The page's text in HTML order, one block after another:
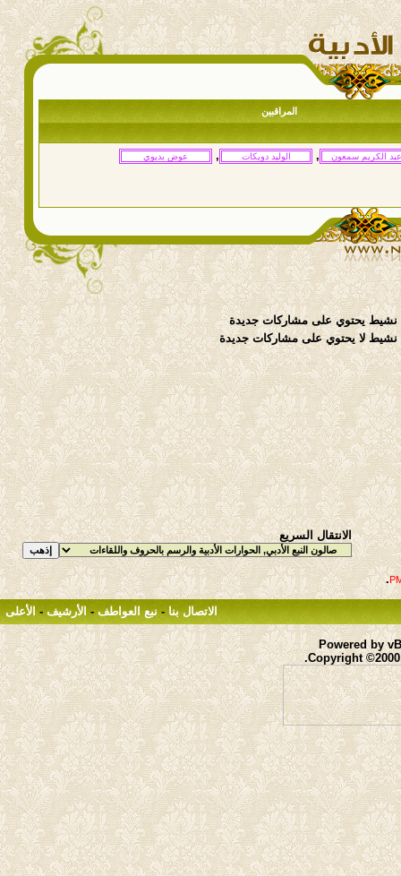
المراقبين
,
,
يحتوي على مشاركات جديدة
لا يحتوي على مشاركات جديدة
الانتقال السريع
.
الاتصال بنا - نبع العواطف - الأرشيف - الأعلى
Powered by
Copyright